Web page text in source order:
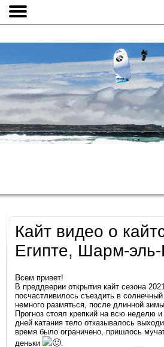
Кайт видео о
Египте, Шарм-
Всем привет!
В преддверии открытия кайт сезона
посчастливилось съездить в
немного размяться, после длинной
Прогноз стоял крепкий на всю неделю
дней катания тело отказывалось
время было ограничено, пришлось
деньки
.